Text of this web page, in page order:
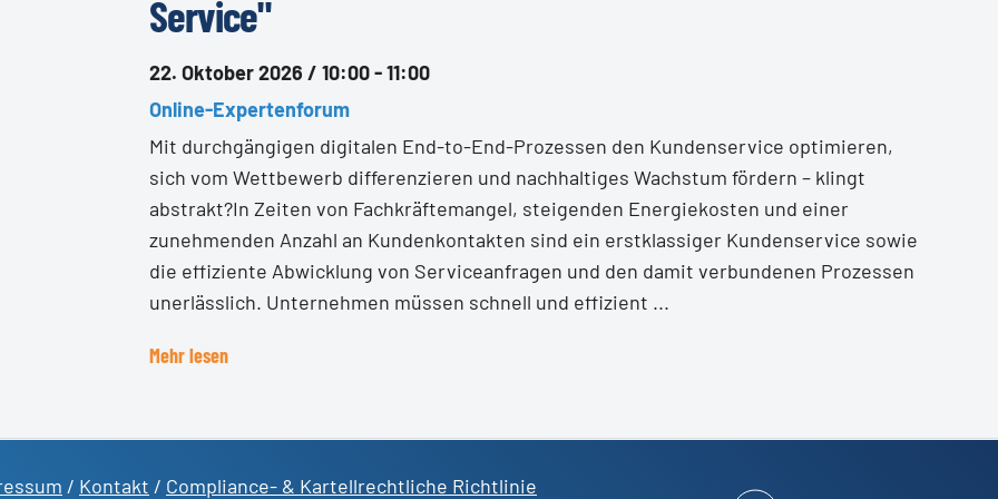
Service"
22. Oktober 2026 / 10:00 - 11:00
Online-Expertenforum
Mit durchgängigen digitalen End-to-End-Prozessen den Kundenservice optimieren,
sich vom Wettbewerb differenzieren und nachhaltiges Wachstum fördern – klingt
abstrakt?In Zeiten von Fachkräftemangel, steigenden Energiekosten und einer
zunehmenden Anzahl an Kundenkontakten sind ein erstklassiger Kundenservice sowie
die effiziente Abwicklung von Serviceanfragen und den damit verbundenen Prozessen
unerlässlich. Unternehmen müssen schnell und effizient ...
Mehr lesen
/ Kontakt / Compliance- & Kartellrechtliche Richtlinie